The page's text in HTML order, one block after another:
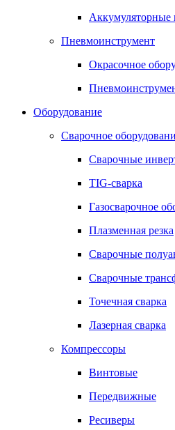
Аккумуляторные
Пневмоинструмент
Окрасочное
Оборудование
Сварочное
Сварочные
TIG-сварка
Газосварочное
Плазменная резка
Сварочные
Сварочные
Точечная сварка
Лазерная сварка
Компрессоры
Винтовые
Передвижные
Ресиверы